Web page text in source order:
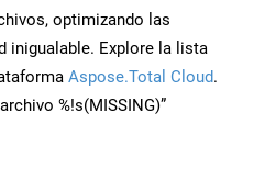
optimizando las
inigualable. Explore la lista
Aspose.Total Cloud.
%!s(MISSING)”